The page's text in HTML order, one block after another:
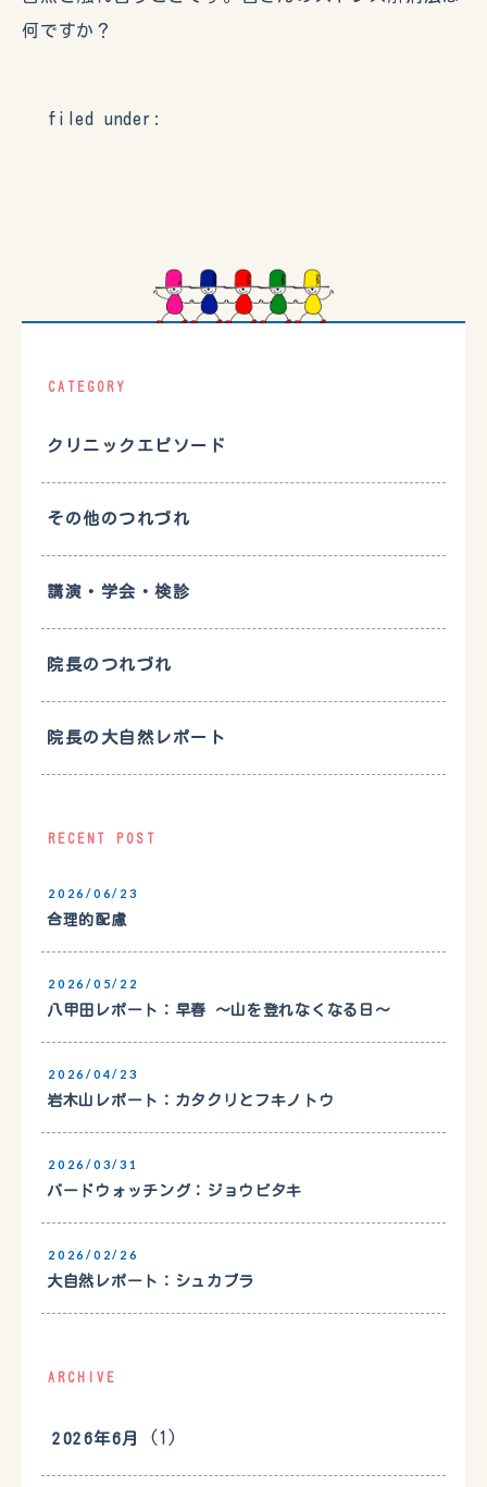
何ですか？
filed under:
CATEGORY
クリニックエピソード
その他のつれづれ
講演・学会・検診
院長のつれづれ
院長の大自然レポート
RECENT POST
2026/06/23
合理的配慮
2026/05/22
八甲田レポート：早春 〜山を登れなくなる日〜
2026/04/23
岩木山レポート：カタクリとフキノトウ
2026/03/31
バードウォッチング：ジョウビタキ
2026/02/26
大自然レポート：シュカブラ
ARCHIVE
2026年6月 (1)